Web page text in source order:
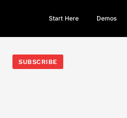
今日熱門新聞TOP3｜西拉雅族正式成第
Start Here Demos
SUBSCRIBE